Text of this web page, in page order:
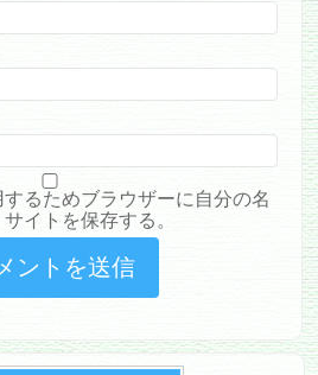
るためブラウザーに自分の名
イトを保存する。